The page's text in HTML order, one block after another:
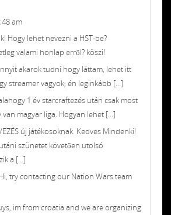
am
Hogy lehet nevezni a HST-be?
valami honlap erről? köszi!
akarok tudni hogy láttam, lehet itt
streamer vagyok, én leginkább [...]
1 év starcraftezés után csak most
magyar liga. Hogyan lehet [...]
új játékosoknak. Kedves Mindenki!
szünetet követően utolsó
a [...]
try contacting our Nation Wars team
im from croatia and we are organizing